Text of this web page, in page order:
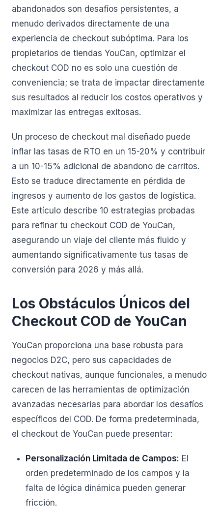
abandonados son desafíos persistentes, a
menudo derivados directamente de una
experiencia de checkout subóptima. Para los
propietarios de tiendas YouCan, optimizar el
checkout COD no es solo una cuestión de
conveniencia; se trata de impactar directamente
sus resultados al reducir los costos operativos y
maximizar las entregas exitosas.
Un proceso de checkout mal diseñado puede
inflar las tasas de RTO en un 15-20% y contribuir
a un 10-15% adicional de abandono de carritos.
Esto se traduce directamente en pérdida de
ingresos y aumento de los gastos de logística.
Este artículo describe 10 estrategias probadas
para refinar tu checkout COD de YouCan,
asegurando un viaje del cliente más fluido y
aumentando significativamente tus tasas de
conversión para 2026 y más allá.
Los Obstáculos Únicos del
Checkout COD de YouCan
YouCan proporciona una base robusta para
negocios D2C, pero sus capacidades de
checkout nativas, aunque funcionales, a menudo
carecen de las herramientas de optimización
avanzadas necesarias para abordar los desafíos
específicos del COD. De forma predeterminada,
el checkout de YouCan puede presentar:
Personalización Limitada de Campos: El
orden predeterminado de los campos y la
falta de lógica dinámica pueden generar
fricción.